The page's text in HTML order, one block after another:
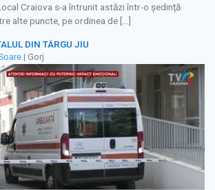
Craiova s-a întrunit astăzi într-o ședință
alte puncte, pe ordinea de […]
DIN TÂRGU JIU
| Gorj